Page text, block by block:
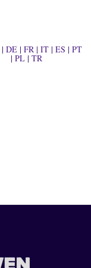
|DE |FR |IT |ES |PT
| PL| TR